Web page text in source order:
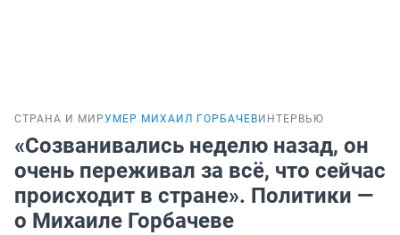
СТРАНА И МИРУМЕР МИХАИЛ ГОРБАЧЕВ ИНТЕРВЬЮ
«Созванивались неделю назад, он
очень переживал за всё, что сейчас
происходит в стране». Политики —
о Михаиле Горбачеве